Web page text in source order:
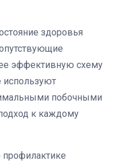
здоровья
эффективную схему
используют
побочными
к каждому
профилактике